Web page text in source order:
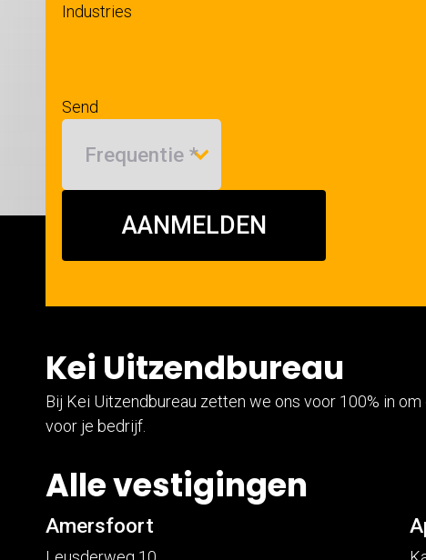
Industries
Send
AANMELDEN
Kei Uitzendbureau
Bij Kei Uitzendbureau zetten we ons voor 100% in
voor je bedrijf.
Alle vestigingen
Amersfoort